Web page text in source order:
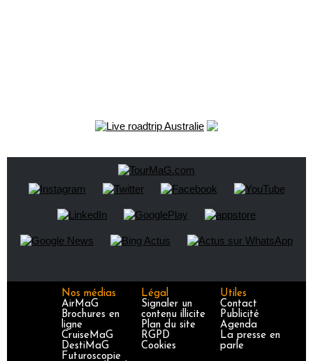
Nos médias
AirMaG
Brochures en
ligne
CruiseMaG
DestiMaG
Futuroscopie
Légal
Signaler un
contenu illicite
Plan du site
RGPD
Cookies
Utiles
Contact
Publicité
Agenda
La presse en
parle